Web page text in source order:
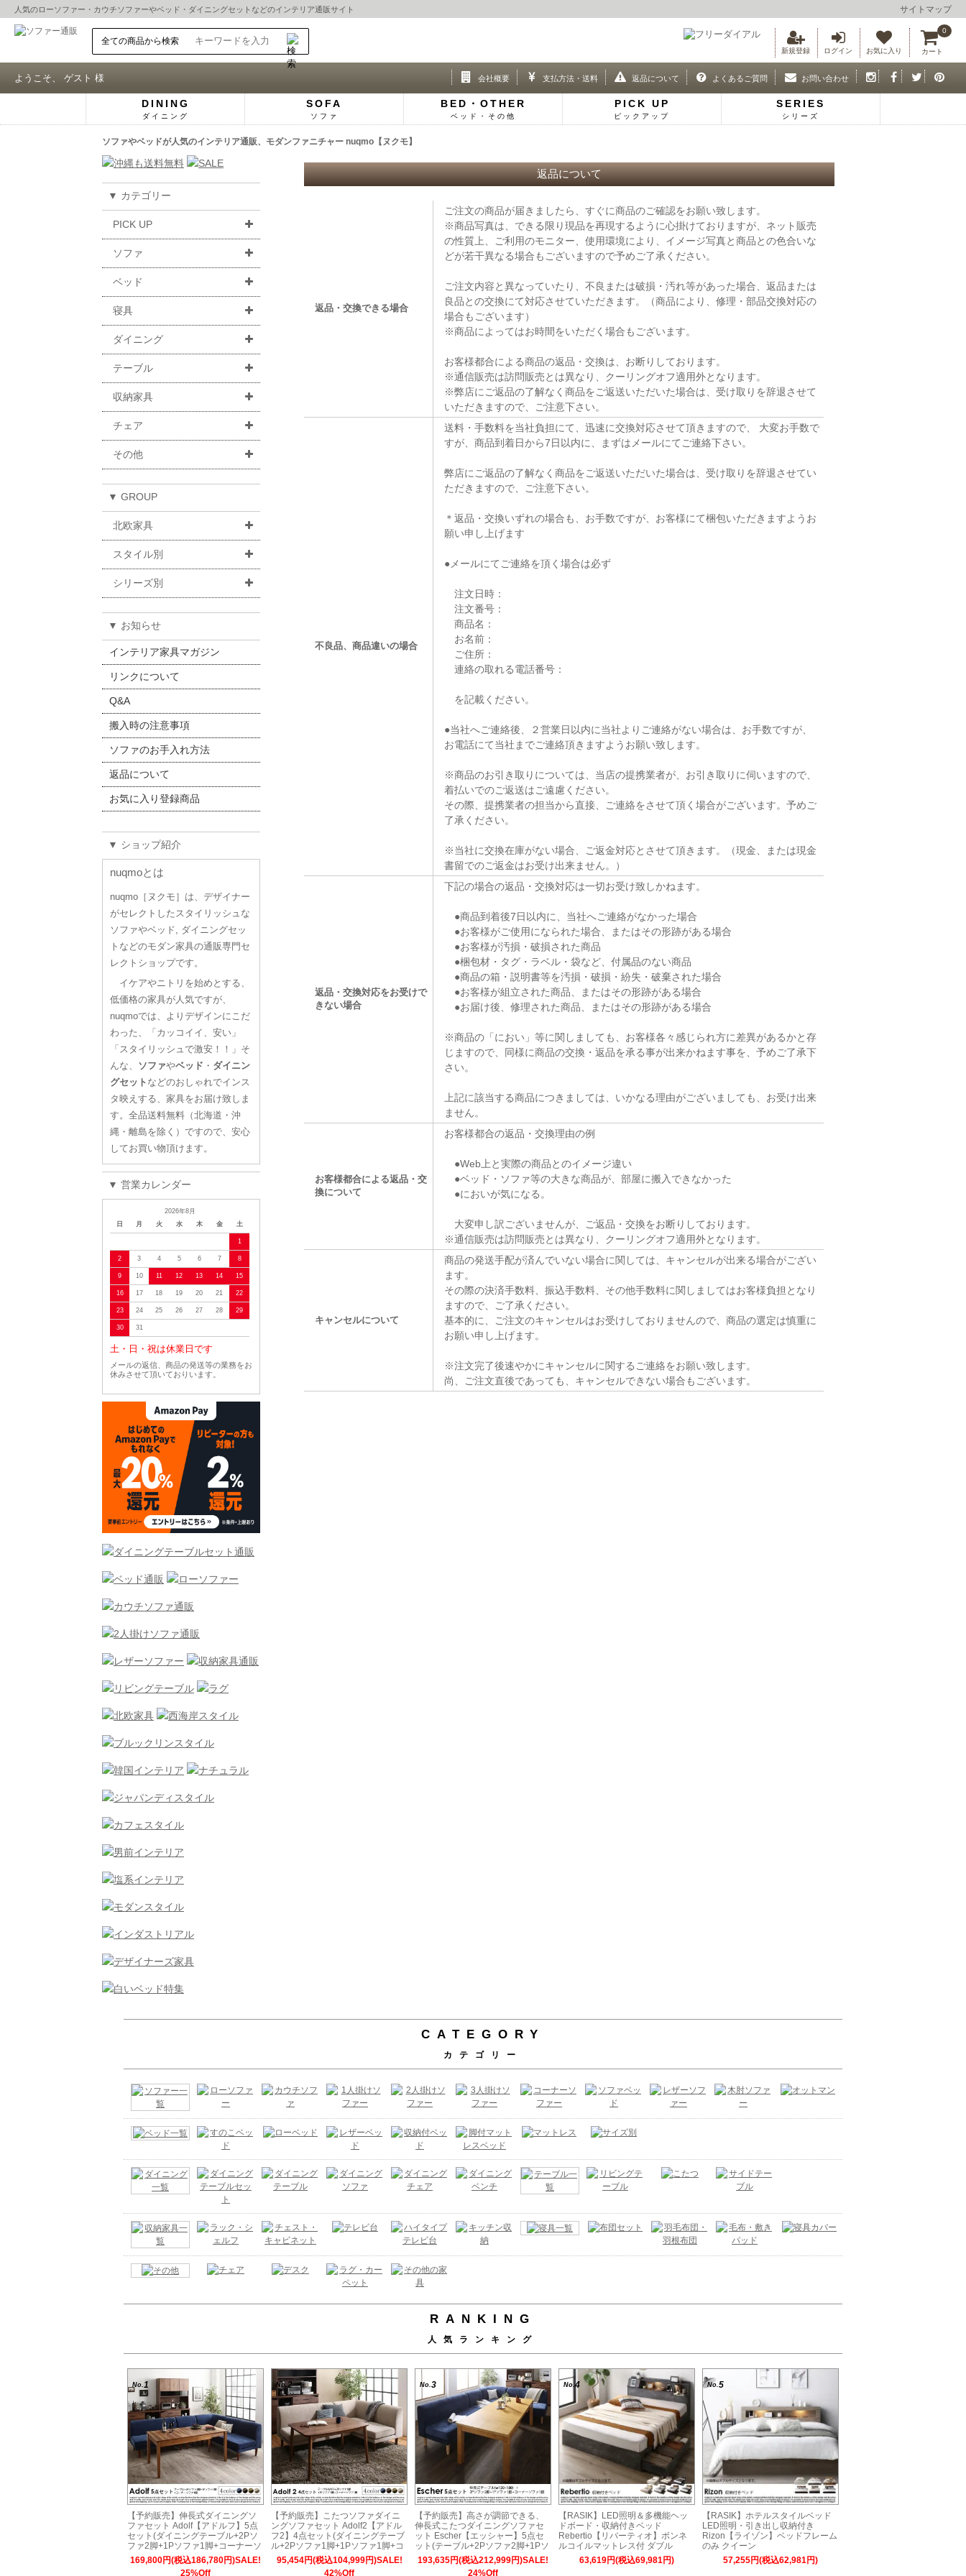
人気のローソファー ・ カウチソファーやベッド ・ ダイニングセット などのインテリア通販サイト サイトマップ
新規登録 ログイン お気に入り カート
0
ようこそ、 ゲスト 様 会社概要 支払方法・送料 返品について よくあるご質問 お問い合わせ
DINING
ダイニング
SOFA
ソファ
BED・OTHER
ベッド・その他
PICK UP
ピックアップ
SERIES
シリーズ
ソファやベッドが人気のインテリア通販、モダンファニチャー nuqmo【ヌクモ】
▼ カテゴリー
PICK UP
ソファ
ベッド
寝具
ダイニング
テーブル
収納家具
チェア
その他
▼ GROUP
北欧家具
スタイル別
シリーズ別
▼ お知らせ
インテリア家具マガジン
リンクについて
Q&A
搬入時の注意事項
ソファのお手入れ方法
返品について
お気に入り登録商品
▼ ショップ紹介
nuqmoとは
nuqmo［ヌクモ］は、デザイナー
がセレクトしたスタイリッシュな
ソファやベッド, ダイニングセッ
トなどのモダン家具の通販専門セ
レクトショップです。
イケアやニトリを始めとする、
低価格の家具が人気ですが、
nuqmoでは、よりデザインにこだ
わった、「カッコイイ、安い」
「スタイリッシュで激安！！」そ
んな、 ソファやベッド ・ ダイニン
グセット などのおしゃれでインス
タ映えする、家具をお届け致しま
す。全品送料無料（北海道・沖
縄・離島を除く）ですので、安心
してお買い物頂けます。
▼ 営業カレンダー
2026年8月
日
月 火 水 木 金 土
1
2 3 4 5 6 7 8
9 10 11 12 13 14 15
16 17 18 19 20 21 22
23 24 25 26 27 28 29
30 31
土・日・祝は休業日です
メールの返信、商品の発送等の業務をお
休みさせて頂いておりいます。
返品について
返品・交換できる場合
ご注文の商品が届きましたら、すぐに商品のご確認をお願い致します。
※商品写真は、できる限り現品を再現するように心掛けておりますが、ネット販売
の性質上、ご利用のモニター、使用環境により、イメージ写真と商品との色合いな
どが若干異なる場合もございますので予めご了承ください。
ご注文内容と異なっていたり、不良または破損・汚れ等があった場合、返品または
良品との交換にて対応させていただきます。（商品により、修理・部品交換対応の
場合もございます）
※商品によってはお時間をいただく場合もございます。
お客様都合による商品の返品・交換は、お断りしております。
※通信販売は訪問販売とは異なり、クーリングオフ適用外となります。
※弊店にご返品の了解なく商品をご返送いただいた場合は、受け取りを辞退させて
いただきますので、ご注意下さい。
不良品、商品違いの場合
送料・手数料を当社負担にて、迅速に交換対応させて頂きますので、 大変お手数で
すが、商品到着日から7日以内に、まずはメールにてご連絡下さい。
弊店にご返品の了解なく商品をご返送いただいた場合は、受け取りを辞退させてい
ただきますので、ご注意下さい。
＊返品・交換いずれの場合も、お手数ですが、お客様にて梱包いただきますようお
願い申し上げます
●メールにてご連絡を頂く場合は必ず
注文日時：
注文番号：
商品名：
お名前：
ご住所：
連絡の取れる電話番号：
を記載ください。
●当社へご連絡後、２営業日以内に当社よりご連絡がない場合は、お手数ですが、
お電話にて当社までご連絡頂きますようお願い致します。
※商品のお引き取りについては、当店の提携業者が、お引き取りに伺いますので、
着払いでのご返送はご遠慮ください。
その際、提携業者の担当から直接、ご連絡をさせて頂く場合がございます。予めご
了承ください。
※当社に交換在庫がない場合、ご返金対応とさせて頂きます。（現金、または現金
書留でのご返金はお受け出来ません。）
返品・交換対応をお受けで
きない場合
下記の場合の返品・交換対応は一切お受け致しかねます。
●商品到着後7日以内に、当社へご連絡がなかった場合
●お客様がご使用になられた場合、またはその形跡がある場合
●お客様が汚損・破損された商品
●梱包材・タグ・ラベル・袋など、付属品のない商品
●商品の箱・説明書等を汚損・破損・紛失・破棄された場合
●お客様が組立された商品、またはその形跡がある場合
●お届け後、修理された商品、またはその形跡がある場合
※商品の「におい」等に関しましても、お客様各々感じられ方に差異があるかと存
じますので、同様に商品の交換・返品を承る事が出来かねます事を、予めご了承下
さい。
上記に該当する商品につきましては、いかなる理由がございましても、お受け出来
ません。
お客様都合による返品・交
換について
お客様都合の返品・交換理由の例
●Web上と実際の商品とのイメージ違い
●ベッド・ソファ等の大きな商品が、部屋に搬入できなかった
●においが気になる。
大変申し訳ございませんが、ご返品・交換をお断りしております。
※通信販売は訪問販売とは異なり、クーリングオフ適用外となります。
キャンセルについて
商品の発送手配が済んでいない場合に関しては、キャンセルが出来る場合がござい
ます。
その際の決済手数料、振込手数料、その他手数料に関しましてはお客様負担となり
ますので、ご了承ください。
基本的に、ご注文のキャンセルはお受けしておりませんので、商品の選定は慎重に
お願い申し上げます。
※注文完了後速やかにキャンセルに関するご連絡をお願い致します。
尚、ご注文直後であっても、キャンセルできない場合もございます。
CATEGORY
カテゴリー
RANKING
人気ランキング
No.1
【予約販売】伸長式ダイニングソ
ファセット Adolf【アドルフ】5点
セット(ダイニングテーブル+2Pソ
ファ2脚+1Pソファ1脚+コーナーソ
ファ1脚) 幅120-180cm 6人掛け
169,800円(税込186,780円)SALE!
25%Off
No.2
【予約販売】こたつソファダイニ
ングソファセット Adolf2【アドル
フ2】4点セット(ダイニングテーブ
ル+2Pソファ1脚+1Pソファ1脚+コ
ーナーソファ1脚) 幅105cm 4人掛
け
95,454円(税込104,999円)SALE!
42%Off
No.3
【予約販売】高さが調節できる、
伸長式こたつダイニングソファセ
ット Escher【エッシャー】5点セ
ット(テーブル+2Pソファ2脚+1Pソ
ファ1脚+コーナーソファ1脚) 幅
120-180cm 6人掛け
193,635円(税込212,999円)SALE!
24%Off
No.4
【RASIK】LED照明＆多機能ヘッ
ドボード・収納付きベッド
Rebertio【リバーティオ】ボンネ
ルコイルマットレス付 ダブル
63,619円(税込69,981円)
No.5
【RASIK】ホテルスタイルベッド
LED照明・引き出し収納付き
Rizon【ライゾン】ベッドフレーム
のみ クイーン
57,255円(税込62,981円)